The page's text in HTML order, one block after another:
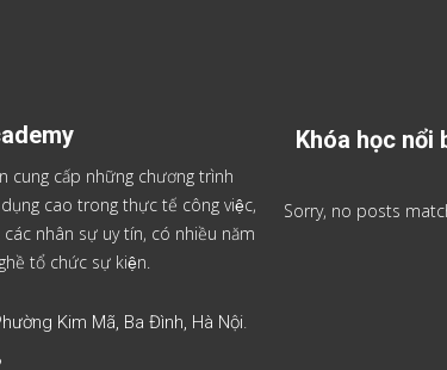
cung cấp những chương trình
cao trong thực tế công việc,
nhân sự uy tín, có nhiều năm
tổ chức sự kiện.
Kim Mã, Ba Đình, Hà Nội.
Khóa học nổi
Sorry, no posts